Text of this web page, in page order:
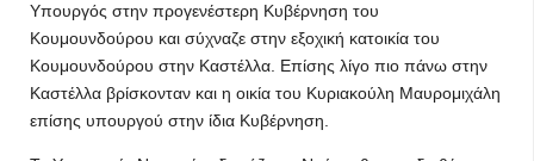
Υπουργός στην προγενέστερη Κυβέρνηση του
Κουμουνδούρου και σύχναζε στην εξοχική κατοικία του
Κουμουνδούρου στην Καστέλλα. Επίσης λίγο πιο πάνω στην
Καστέλλα βρίσκονταν και η οικία του Κυριακούλη Μαυρομιχάλη
επίσης υπουργού στην ίδια Κυβέρνηση.